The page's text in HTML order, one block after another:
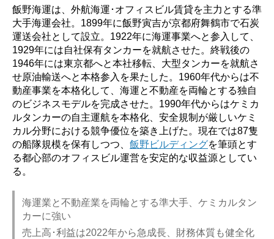
飯野海運は、外航海運･オフィスビル賃貸を主力とする準
大手海運会社。1899年に飯野寅吉が京都府舞鶴市で石炭
運送会社として設立。1922年に海運事業へと参入して、
1929年には自社保有タンカーを就航させた。終戦後の
1946年には東京都へと本社移転、大型タンカーを就航さ
せ原油輸送へと本格参入を果たした。1960年代からは不
動産事業を本格化して、海運と不動産を両輪とする独自
のビジネスモデルを完成させた。1990年代からはケミカ
ルタンカーの自主運航を本格化、安全規制が厳しいケミ
カル分野における競争優位を築き上げた。現在では87隻
の船隊規模を保有しつつ、 飯野ビルディングを筆頭とす
る都心部のオフィスビル運営を安定的な収益源としてい
る。
海運業と不動産業を両輪とする準大手、ケミカルタン
カーに強い
売上高･利益は2022年から急成長、財務体質も健全化